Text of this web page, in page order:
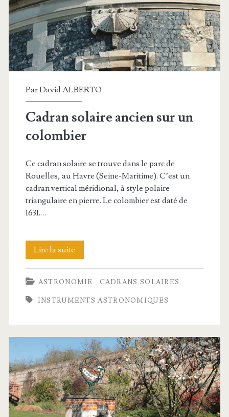
ParDavid ALBERTO
Cadran solaire ancien sur un
colombier
Ce cadran solaire se trouve dans le parc de
Rouelles, au Havre (Seine-Maritime). C’est un
cadran vertical méridional, à style polaire
triangulaire en pierre. Le colombier est daté de
1631.…
Lire la suite
solaire
ancien
sur
colombier
ASTRONOMIE CADRANS SOLAIRES
INSTRUMENTS ASTRONOMIQUES